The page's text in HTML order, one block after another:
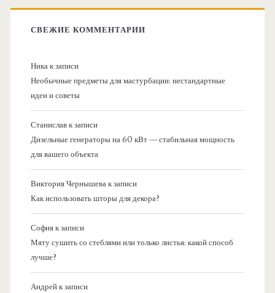
СВЕЖИЕ КОММЕНТАРИИ
Никак записи
Необычные предметы для мастурбации: нестандартные
идеи и советы
Станиславк записи
Дизельные генераторы на 60 кВт — стабильная мощность
для вашего объекта
Виктория Чернышевак записи
Как использовать шторы для декора?
Софияк записи
Мяту сушить со стеблями или только листья: какой способ
лучше?
Андрейк записи